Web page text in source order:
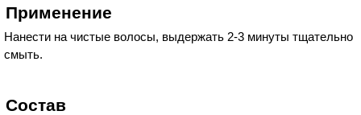
Применение
Нанести на чистые волосы, выдержать 2-3 минуты тщательно
смыть.
Состав